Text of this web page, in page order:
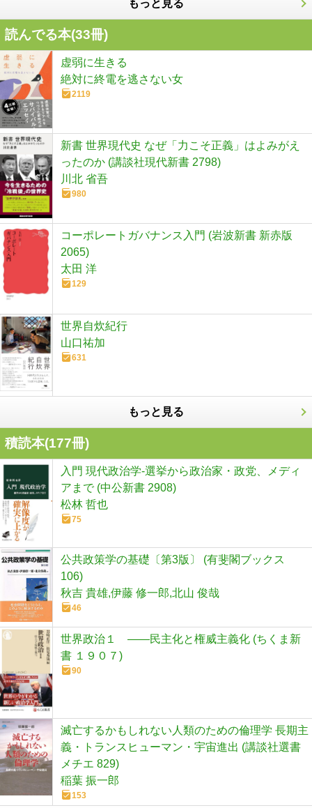
もっと見る
読んでる本(33冊)
虚弱に生きる
絶対に終電を逃さない女
2119
新書 世界現代史 なぜ「力こそ正義」はよみがえ
ったのか (講談社現代新書 2798)
川北 省吾
980
コーポレートガバナンス入門 (岩波新書 新赤版
2065)
太田 洋
129
世界自炊紀行
山口祐加
631
もっと見る
積読本(177冊)
入門 現代政治学-選挙から政治家・政党、メディ
アまで (中公新書 2908)
松林 哲也
75
公共政策学の基礎〔第3版〕 (有斐閣ブックス
106)
秋吉 貴雄,伊藤 修一郎,北山 俊哉
46
世界政治１ ――民主化と権威主義化 (ちくま新
書 １９０７)
90
滅亡するかもしれない人類のための倫理学 長期主
義・トランスヒューマン・宇宙進出 (講談社選書
メチエ 829)
稲葉 振一郎
153